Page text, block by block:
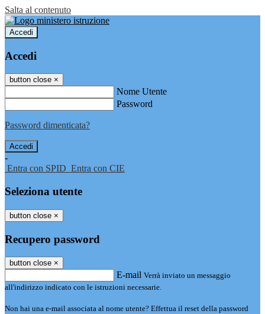
Salta al contenuto
Accedi
Accedi
button close ×
Nome Utente
Password
Password dimenticata?
-
Entra con SPID Entra con CIE
Seleziona utente
button close ×
Recupero password
button close ×
E-mail Verrà inviato un messaggio
all'indirizzo indicato con le istruzioni necessarie.
Non hai una e-mail associata al nome utente? Effettua il reset della password